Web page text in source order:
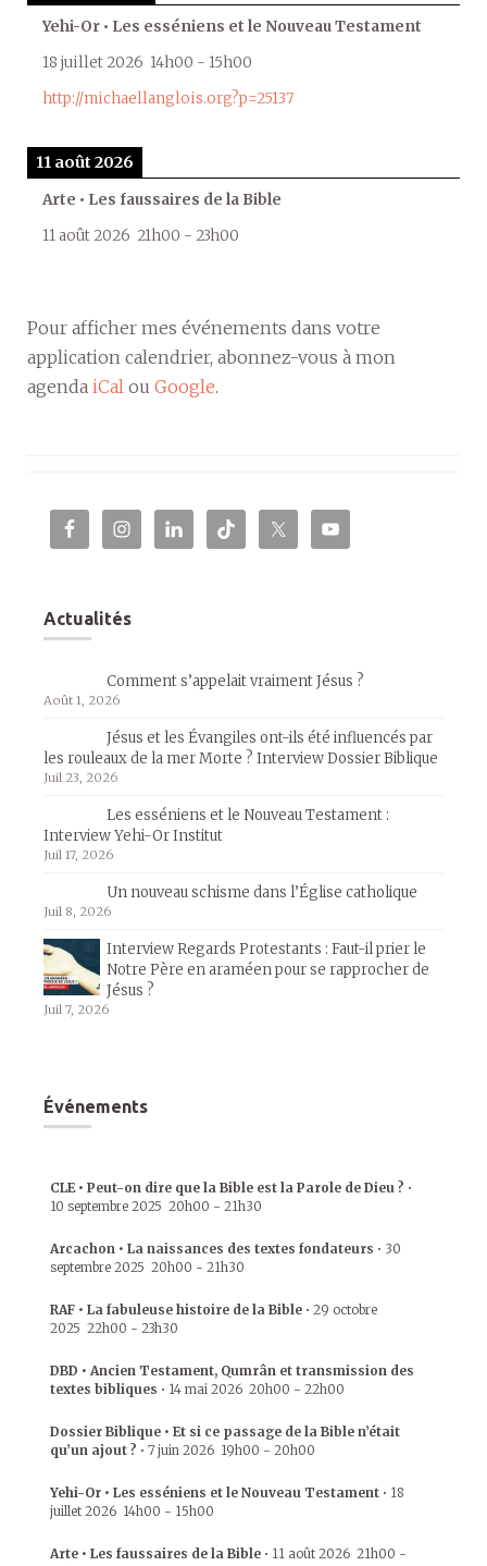
Yehi-Or • Les esséniens et le Nouveau Testament
18 juillet 2026 14h00 - 15h00
http://michaellanglois.org?p=25137
11 août 2026
Arte • Les faussaires de la Bible
11 août 2026 21h00 - 23h00
Pour afficher mes événements dans votre
application calendrier, abonnez-vous à mon
agenda iCal ou Google.
Actualités
Comment s’appelait vraiment Jésus ?
Août 1, 2026
Jésus et les Évangiles ont-ils été influencés par
les rouleaux de la mer Morte ? Interview Dossier Biblique
Juil 23, 2026
Les esséniens et le Nouveau Testament :
Interview Yehi-Or Institut
Juil 17, 2026
Un nouveau schisme dans l’Église catholique
Juil 8, 2026
Interview Regards Protestants : Faut-il prier le
Notre Père en araméen pour se rapprocher de
Jésus ?
Juil 7, 2026
Événements
CLE • Peut-on dire que la Bible est la Parole de Dieu ? •
10 septembre 2025 20h00 - 21h30
Arcachon • La naissances des textes fondateurs • 30
septembre 2025 20h00 - 21h30
RAF • La fabuleuse histoire de la Bible • 29 octobre
2025 22h00 - 23h30
DBD • Ancien Testament, Qumrân et transmission des
textes bibliques • 14 mai 2026 20h00 - 22h00
Dossier Biblique • Et si ce passage de la Bible n’était
qu’un ajout ? • 7 juin 2026 19h00 - 20h00
Yehi-Or • Les esséniens et le Nouveau Testament • 18
juillet 2026 14h00 - 15h00
Arte • Les faussaires de la Bible • 11 août 2026 21h00 -